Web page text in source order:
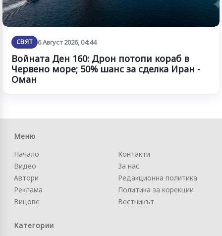
СВЯТ 6 Август 2026, 04:44
Войната Ден 160: Дрон потопи кораб в
Червено море; 50% шанс за сделка Иран -
Оман
Меню
Начало
Видео
Автори
Реклама
Вицове
Контакти
За нас
Редакционна политика
Политика за корекции
Вестникът
Категории